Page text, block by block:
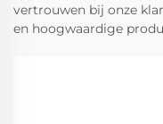
vertrouwen bij onze
en hoogwaardige